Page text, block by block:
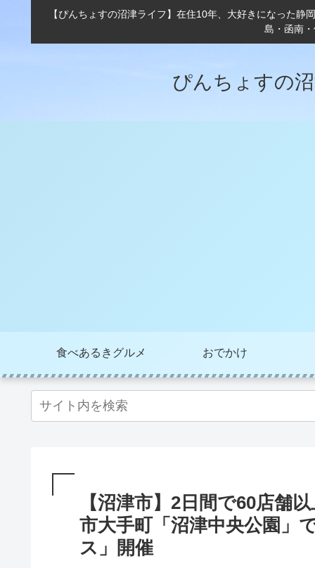
【ぴんちょすの沼津ライフ】在住10年、大好きになった
島・函南
ぴんちょすの
食べあるきグルメ おでかけ
【沼津市】2日間で60店舗
市大手町「沼津中央公園」
ス」開催